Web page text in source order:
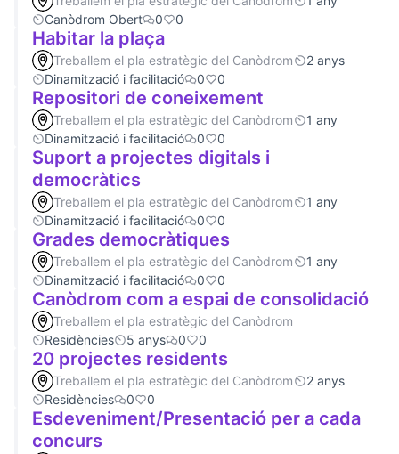
Canòdrom Obert
0 0
Habitar la plaça
Treballem el pla estratègic del Canòdrom
2 anys
Dinamització i facilitació
0 0
Repositori de coneixement
Treballem el pla estratègic del Canòdrom
1 any
Dinamització i facilitació
0 0
Suport a projectes digitals i
democràtics
Treballem el pla estratègic del Canòdrom
1 any
Dinamització i facilitació
0 0
Grades democràtiques
Treballem el pla estratègic del Canòdrom
1 any
Dinamització i facilitació
0 0
Canòdrom com a espai de consolidació
Treballem el pla estratègic del Canòdrom
Residències
5 anys 0 0
20 projectes residents
Treballem el pla estratègic del Canòdrom
2 anys
Residències
0 0
Esdeveniment/Presentació per a cada
concurs